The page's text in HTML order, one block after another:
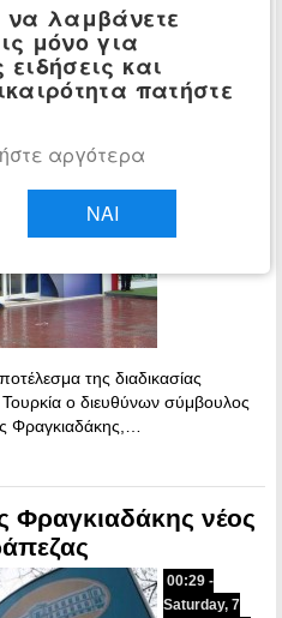
η πώληση της
2015
της διαδικασίας
ο διευθύνων σύμβουλος
Φραγκιαδάκης,…
Φραγκιαδάκης νέος
00:29 -
Saturday, 7
να λαμβάνετε
μόνο για
ειδήσεις και
πατήστε
αργότερα
ΝΑΙ